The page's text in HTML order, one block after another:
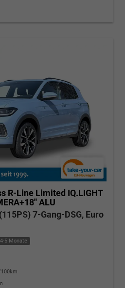
R-Line Limited IQ.LIGHT
ALU
7-Gang-DSG, Euro
5 Monate